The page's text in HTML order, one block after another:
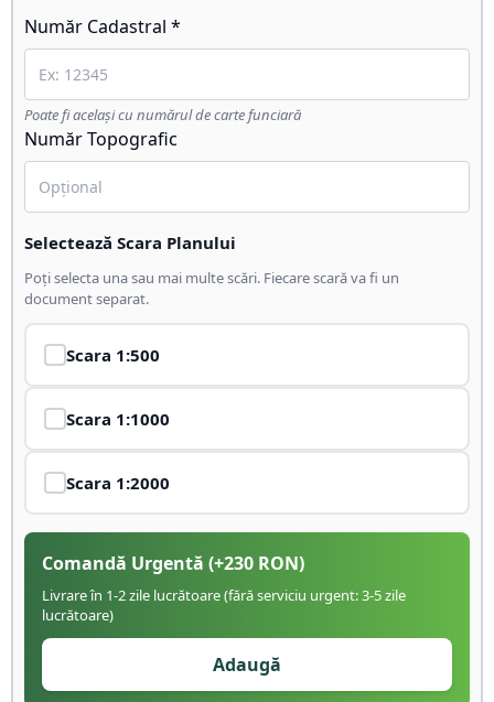
Număr Cadastral *
Poate fi același cu numărul de carte funciară
Număr Topografic
Selectează Scara Planului
Poți selecta una sau mai multe scări. Fiecare scară va fi un
document separat.
Scara 1:500
Scara 1:1000
Scara 1:2000
Comandă Urgentă (+230 RON)
Livrare în 1-2 zile lucrătoare (fără serviciu urgent: 3-5 zile
lucrătoare)
Adaugă